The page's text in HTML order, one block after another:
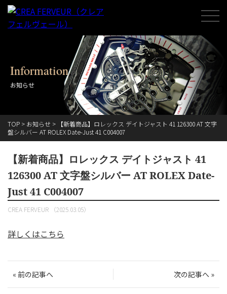
Information
お知らせ
TOP > お知らせ >
【新着商品】ロレックス デイトジャスト 41 126300 AT 文字
盤シルバー AT ROLEX Date-Just 41 C004007
【新着商品】ロレックス デイトジャスト 41
126300 AT 文字盤シルバー AT ROLEX Date-
Just 41 C004007
CREA FERVEUR （2025.03.05）
詳しくはこちら
« 前の記事へ 次の記事へ »